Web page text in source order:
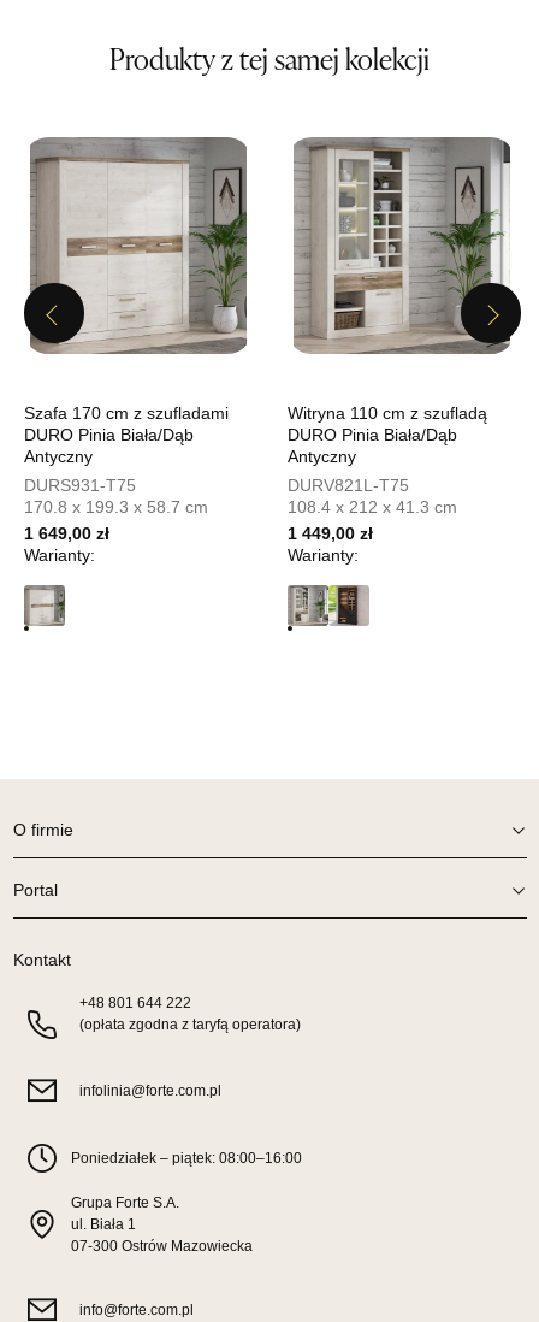
869,00 zł
SALON MEBLOWY MEBLOSTYL
Salon meblowy
UL.PIONIERÓW 44
66-600 KROSNO ODRZAŃSKIE
Nr tel.
508100164
Adres e-mail:meblostyl01@op.pl
869,00 zł
Wybierz
SALON MEBLOWY ORION
Salon meblowy
UL.KILIŃSZCZAKÓW 43
SALON MEBLOWY TED
Salon meblowy
83-340 SIERAKOWICE
Nr tel.
Godziny otwarcia
Salon meblowy
Produkty z tej samej kolekcji
Previous
Szafa 170 cm z szufladami
DURO Pinia Biała/Dąb
Antyczny
DURS931-T75
170.8 x 199.3 x 58.7 cm
1 649,00 zł
Warianty:
Witryna 110 cm z szufladą
DURO Pinia Biała/Dąb
Antyczny
DURV821L-T75
108.4 x 212 x 41.3 cm
1 449,00 zł
Warianty:
Next
O firmie
Portal
Kontakt
+48 801 644 222
(opłata zgodna z taryfą operatora)
infolinia@forte.com.pl
Poniedziałek – piątek: 08:00–16:00
Grupa Forte S.A.
ul. Biała 1
07-300 Ostrów Mazowiecka
info@forte.com.pl